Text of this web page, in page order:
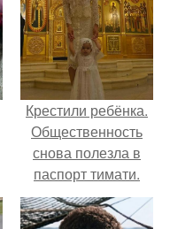
Крестили ребёнка.
Общественность
снова полезла в
паспорт тимати.